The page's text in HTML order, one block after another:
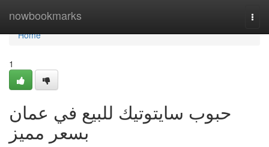
nowbookmarks
Home
Home
1
حبوب سايتوتيك للبيع في عمان
بسعر مميز